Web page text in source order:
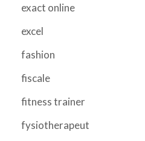
exact online
excel
fashion
fiscale
fitness trainer
fysiotherapeut